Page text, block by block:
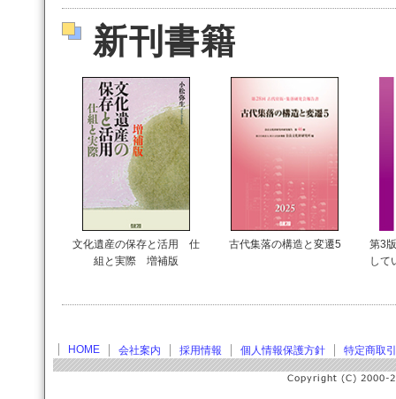
新刊書籍
文化遺産の保存と活用 仕
組と実際 増補版
古代集落の構造と変遷5
第3
して
HOME 会社案内 採用情報 個人情報保護方針 特定商取